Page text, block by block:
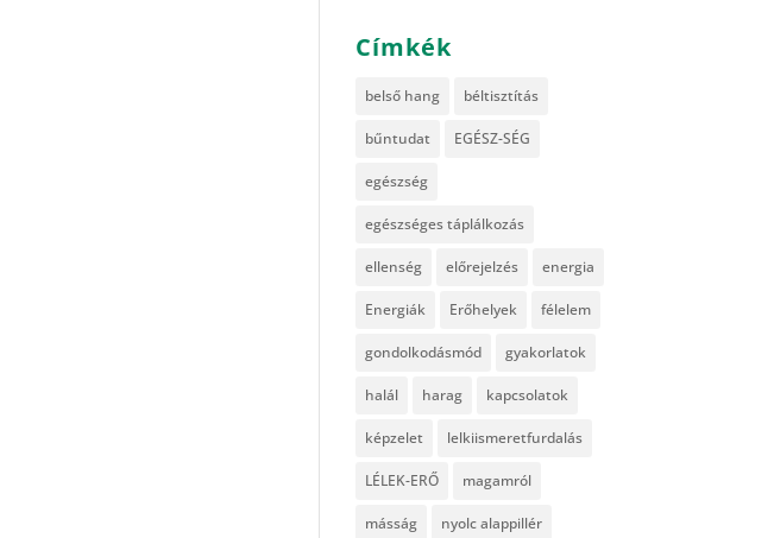
Címkék
belső hang béltisztítás
bűntudat EGÉSZ-SÉG
egészség
egészséges táplálkozás
ellenség előrejelzés energia
Energiák Erőhelyek félelem
gondolkodásmód gyakorlatok
halál harag kapcsolatok
képzelet lelkiismeretfurdalás
LÉLEK-ERŐ magamról
másság nyolc alappillér